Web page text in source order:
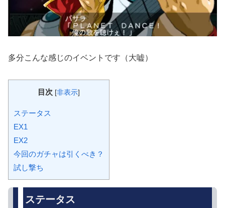
多分こんな感じのイベントです（大嘘）
目次 [非表示]
ステータス
EX1
EX2
今回のガチャは引くべき？
試し撃ち
ステータス